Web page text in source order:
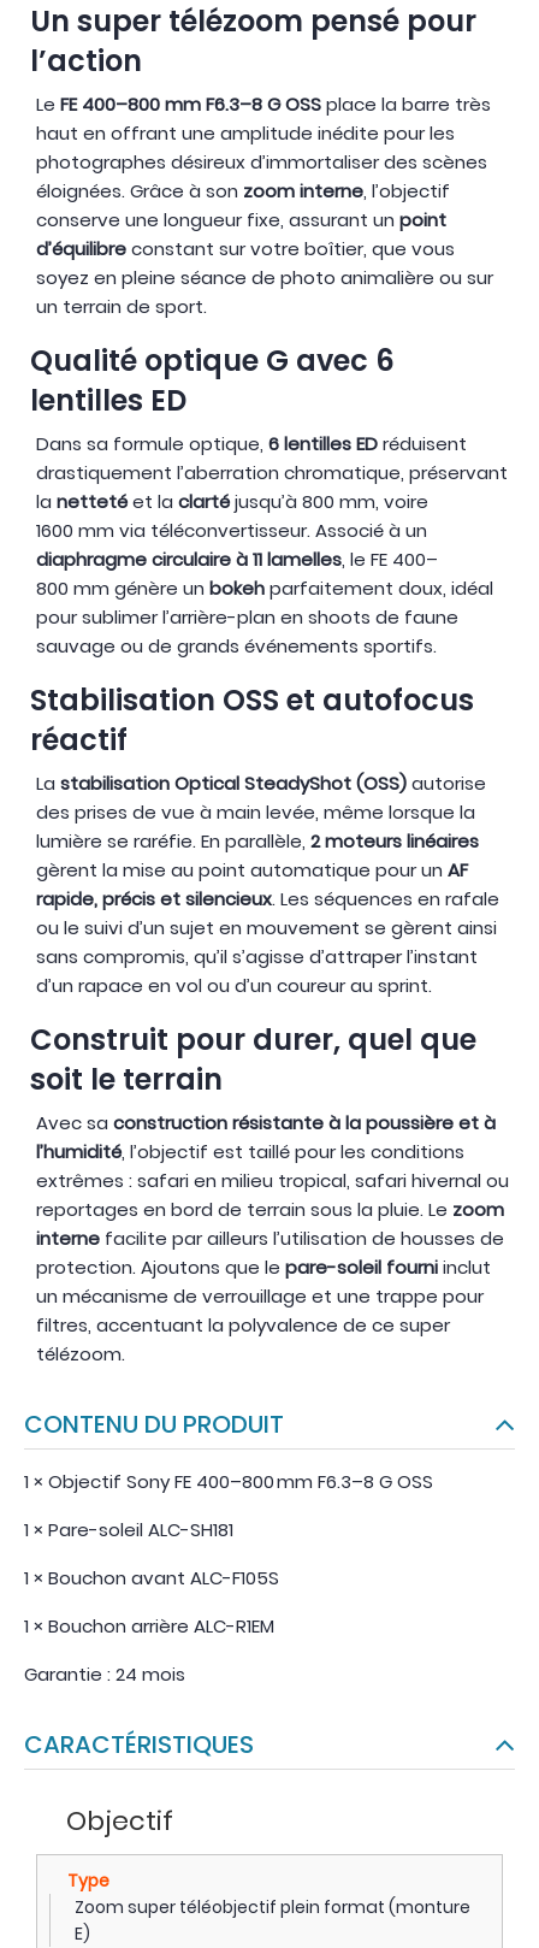
Un super télézoom pensé pour
l’action
Le FE 400–800 mm F6.3–8 G OSSplace la barre très
haut en offrant une amplitude inédite pour les
photographes désireux d’immortaliser des scènes
éloignées. Grâce à son zoom interne, l’objectif
conserve une longueur fixe, assurant un point
d’équilibreconstant sur votre boîtier, que vous
soyez en pleine séance de photo animalière ou sur
un terrain de sport.
Qualité optique G avec 6
lentilles ED
Dans sa formule optique, 6 lentilles EDréduisent
drastiquement l’aberration chromatique, préservant
la nettetéet la clartéjusqu’à 800 mm, voire
1600 mm via téléconvertisseur. Associé à un
diaphragme circulaire à 11 lamelles, le FE 400–
800 mm génère un bokehparfaitement doux, idéal
pour sublimer l’arrière-plan en shoots de faune
sauvage ou de grands événements sportifs.
Stabilisation OSS et autofocus
réactif
La stabilisation Optical SteadyShot (OSS)autorise
des prises de vue à main levée, même lorsque la
lumière se raréfie. En parallèle, 2 moteurs linéaires
gèrent la mise au point automatique pour un AF
rapide, précis et silencieux. Les séquences en rafale
ou le suivi d’un sujet en mouvement se gèrent ainsi
sans compromis, qu’il s’agisse d’attraper l’instant
d’un rapace en vol ou d’un coureur au sprint.
Construit pour durer, quel que
soit le terrain
Avec sa construction résistante à la poussière et à
l’humidité, l’objectif est taillé pour les conditions
extrêmes : safari en milieu tropical, safari hivernal ou
reportages en bord de terrain sous la pluie. Le zoom
interne facilite par ailleurs l’utilisation de housses de
protection. Ajoutons que le pare-soleil fourniinclut
un mécanisme de verrouillage et une trappe pour
filtres, accentuant la polyvalence de ce super
télézoom.
CONTENU DU PRODUIT
1 × Objectif Sony FE 400–800 mm F6.3–8 G OSS
1 × Pare-soleil ALC-SH181
1 × Bouchon avant ALC-F105S
1 × Bouchon arrière ALC-R1EM
Garantie : 24 mois
CARACTÉRISTIQUES
Objectif
Type
Zoom super téléobjectif plein format (monture
E)